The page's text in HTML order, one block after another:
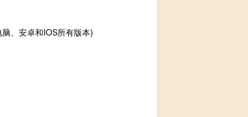
、安卓和IOS所有版本)